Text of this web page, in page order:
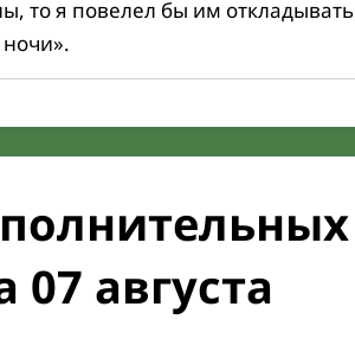
то я повелел бы им откладывать
07 августа